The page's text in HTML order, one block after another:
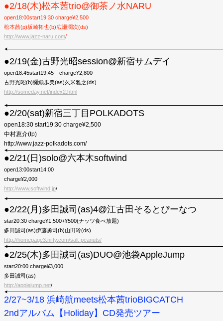
●2/18(木)松本茜trio@御茶ノ水NARU
open18:00start19:30 charge¥2,500
松本茜(p)坂崎拓也(b)広瀬潤次(ds)
http://www.jazz-naru.com/
●2/19(金)古野光昭session@新宿サムデイ
open18:45start19:45 charge¥2,800
古野光昭(b)纐纈歩美(as)久米雅之(ds)
http://someday.net/index2.html
●2/20(sat)新宿三丁目POLKADOTS
open18:30 start19:30 charge¥2,500
中村恵介(tp)
http://www.jazz-polkadots.com/
●2/21(日)solo@六本木softwind
open13:00start14:00
charge¥2,000
http://www.softwind.jp/
●2/22(月)多田誠司(as)4@江古田そるとぴーなつ
star20:30 charge¥1,500+¥500(ナッツ食べ放題)
多田誠司(as)伊藤勇司(b)山田玲(ds)
http://homepage3.nifty.com/salt-peanuts/
●2/25(木)多田誠司(as)DUO@池袋AppleJump
start20:00 charge¥3,000
多田誠司(as)
http://applejump.net/
2/27~3/18 浜崎航meets松本茜trioBIGCATCH
2ndアルバム【Holiday】CD発売ツアー